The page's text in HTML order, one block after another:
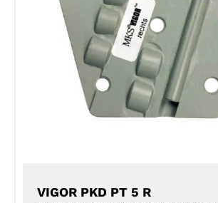
DETAILS
VIGOR PKD PT 5 R